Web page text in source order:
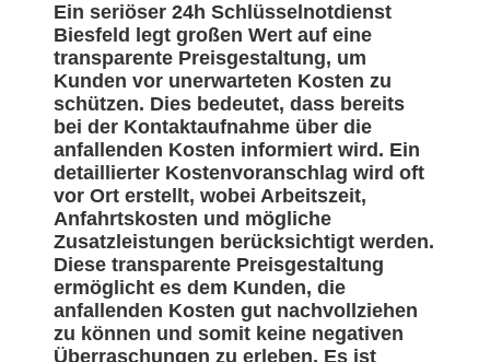
Ein seriöser 24h Schlüsselnotdienst
Biesfeld legt großen Wert auf eine
transparente Preisgestaltung, um
Kunden vor unerwarteten Kosten zu
schützen. Dies bedeutet, dass bereits
bei der Kontaktaufnahme über die
anfallenden Kosten informiert wird. Ein
detaillierter Kostenvoranschlag wird oft
vor Ort erstellt, wobei Arbeitszeit,
Anfahrtskosten und mögliche
Zusatzleistungen berücksichtigt werden.
Diese transparente Preisgestaltung
ermöglicht es dem Kunden, die
anfallenden Kosten gut nachvollziehen
zu können und somit keine negativen
Überraschungen zu erleben. Es ist